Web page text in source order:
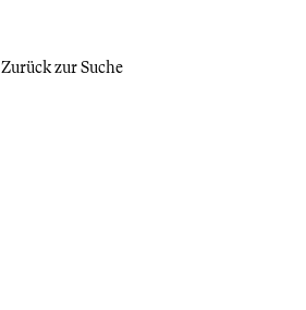
Zurück zur Suche